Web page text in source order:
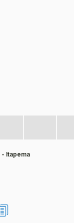
Itapema